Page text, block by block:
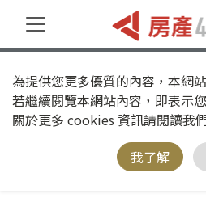
為提供您更多優質的內容，本網
若繼續閱覽本網站內容，即表示
關於更多 cookies 資訊請閱讀我
我了解